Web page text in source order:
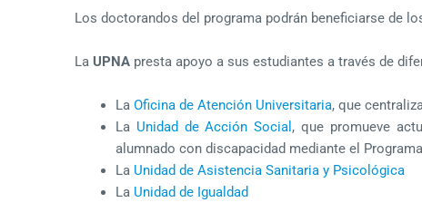
Los doctorandos del programa podrán beneficiarse de
La UPNA presta apoyo a sus estudiantes a través de
La Oficina de Atención Universitaria, que
La Unidad de Acción Social , que promueve
alumnado con discapacidad mediante el
La Unidad de Asistencia Sanitaria y Psicológica
La Unidad de Igualdad